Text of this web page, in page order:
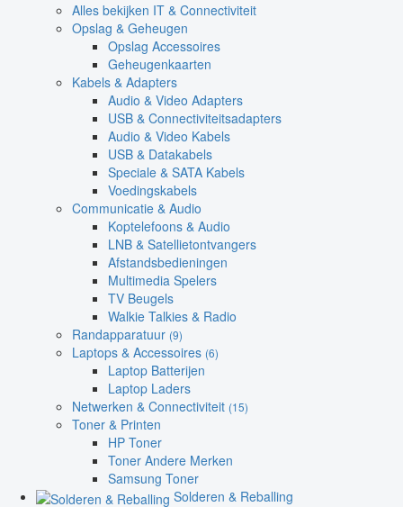
Alles bekijken IT & Connectiviteit
Opslag & Geheugen
Opslag Accessoires
Geheugenkaarten
Kabels & Adapters
Audio & Video Adapters
USB & Connectiviteitsadapters
Audio & Video Kabels
USB & Datakabels
Speciale & SATA Kabels
Voedingskabels
Communicatie & Audio
Koptelefoons & Audio
LNB & Satellietontvangers
Afstandsbedieningen
Multimedia Spelers
TV Beugels
Walkie Talkies & Radio
Randapparatuur (9)
Laptops & Accessoires (6)
Laptop Batterijen
Laptop Laders
Netwerken & Connectiviteit (15)
Toner & Printen
HP Toner
Toner Andere Merken
Samsung Toner
Solderen & Reballing